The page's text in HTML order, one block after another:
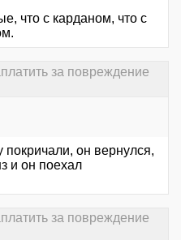
что с карданом, что с
за повреждение
покричали, он вернулся,
и он поехал
за повреждение